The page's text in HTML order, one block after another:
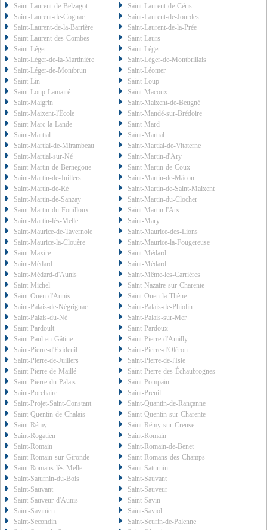
Saint-Laurent-de-Belzagot
Saint-Laurent-de-Céris
Saint-Laurent-de-Cognac
Saint-Laurent-de-Jourdes
Saint-Laurent-de-la-Barrière
Saint-Laurent-de-la-Prée
Saint-Laurent-des-Combes
Saint-Laurs
Saint-Léger
Saint-Léger
Saint-Léger-de-la-Martinière
Saint-Léger-de-Montbrillais
Saint-Léger-de-Montbrun
Saint-Léomer
Saint-Lin
Saint-Loup
Saint-Loup-Lamairé
Saint-Macoux
Saint-Maigrin
Saint-Maixent-de-Beugné
Saint-Maixent-l'École
Saint-Mandé-sur-Brédoire
Saint-Marc-la-Lande
Saint-Mard
Saint-Martial
Saint-Martial
Saint-Martial-de-Mirambeau
Saint-Martial-de-Vitaterne
Saint-Martial-sur-Né
Saint-Martin-d'Ary
Saint-Martin-de-Bernegoue
Saint-Martin-de-Coux
Saint-Martin-de-Juillers
Saint-Martin-de-Mâcon
Saint-Martin-de-Ré
Saint-Martin-de-Saint-Maixent
Saint-Martin-de-Sanzay
Saint-Martin-du-Clocher
Saint-Martin-du-Fouilloux
Saint-Martin-l'Ars
Saint-Martin-lès-Melle
Saint-Mary
Saint-Maurice-de-Tavernole
Saint-Maurice-des-Lions
Saint-Maurice-la-Clouère
Saint-Maurice-la-Fougereuse
Saint-Maxire
Saint-Médard
Saint-Médard
Saint-Médard
Saint-Médard-d'Aunis
Saint-Même-les-Carrières
Saint-Michel
Saint-Nazaire-sur-Charente
Saint-Ouen-d'Aunis
Saint-Ouen-la-Thène
Saint-Palais-de-Négrignac
Saint-Palais-de-Phiolin
Saint-Palais-du-Né
Saint-Palais-sur-Mer
Saint-Pardoult
Saint-Pardoux
Saint-Paul-en-Gâtine
Saint-Pierre-d'Amilly
Saint-Pierre-d'Exideuil
Saint-Pierre-d'Oléron
Saint-Pierre-de-Juillers
Saint-Pierre-de-l'Isle
Saint-Pierre-de-Maillé
Saint-Pierre-des-Échaubrognes
Saint-Pierre-du-Palais
Saint-Pompain
Saint-Porchaire
Saint-Preuil
Saint-Projet-Saint-Constant
Saint-Quantin-de-Rançanne
Saint-Quentin-de-Chalais
Saint-Quentin-sur-Charente
Saint-Rémy
Saint-Rémy-sur-Creuse
Saint-Rogatien
Saint-Romain
Saint-Romain
Saint-Romain-de-Benet
Saint-Romain-sur-Gironde
Saint-Romans-des-Champs
Saint-Romans-lès-Melle
Saint-Saturnin
Saint-Saturnin-du-Bois
Saint-Sauvant
Saint-Sauvant
Saint-Sauveur
Saint-Sauveur-d'Aunis
Saint-Savin
Saint-Savinien
Saint-Saviol
Saint-Secondin
Saint-Seurin-de-Palenne